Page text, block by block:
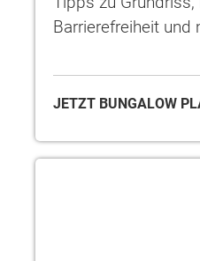
Barrierefreiheit und
JETZT BUNGALOW